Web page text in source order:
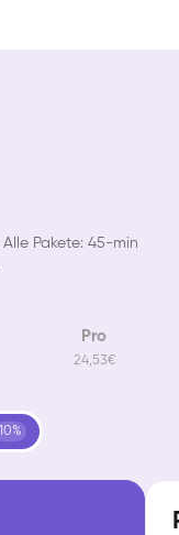
Pakete: 45-min
Pro
24,53€